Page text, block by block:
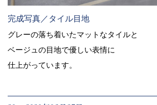
完成写真／タイル目地
グレーの落ち着いたマットなタイルと
ベージュの目地で優しい表情に
仕上がっています。